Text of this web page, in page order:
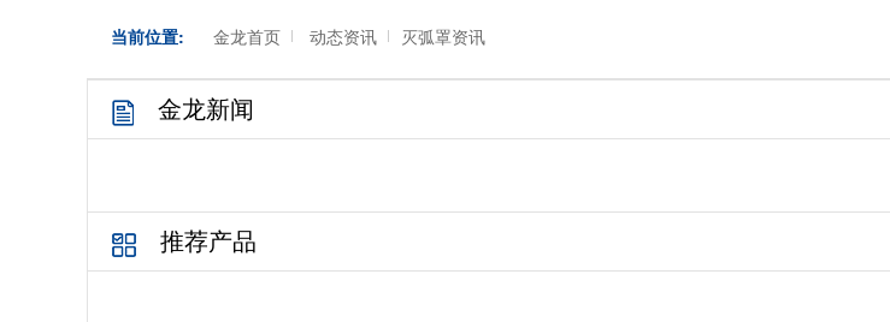
当前位置: 金龙首页 动态资讯 灭弧罩资讯
金龙新闻
推荐产品